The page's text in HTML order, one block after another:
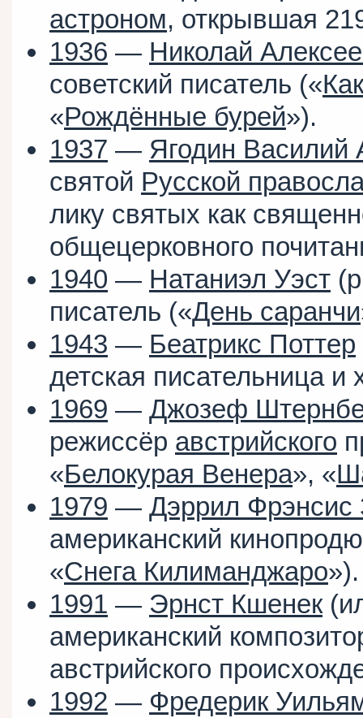
астроном, открывшая
1936 — Николай
советский писатель («
«Рождённые бурей»).
1937 — Ягодин Василий
святой Русской
лику святых как
общецерковного
1940 — Натаниэл Уэст
писатель («День саранчи
1943 — Беатрикс Поттер
детская писательница и
1969 — Джозеф
режиссёр австрийского
«Белокурая Венера», «
1979 — Дэррил Фрэнсис
американский
«Снега Килиманджаро»).
1991 — Эрнст Кшенек
американский
австрийского
1992 — Фредерик